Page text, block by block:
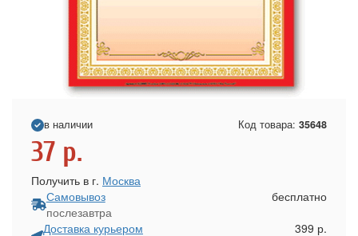
в наличии Код товара: 35648
37 р.
Получить в г. Москва
Самовывоз
послезавтра
бесплатно
Доставка курьером
399 р.